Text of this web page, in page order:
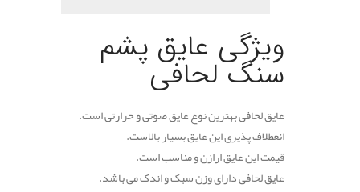
ویژگی عایق پشم
سنگ لحافی
عایق لحافی بهترین نوع عایق صوتی و حرارتی است.
انعطلاف پذیری این عایق بسیار بالاست.
قیمت این عایق ارازن و مناسب است.
عایق لحافی دارای وزن سبک و اندک می باشد.